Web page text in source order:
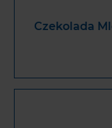
Czekolada